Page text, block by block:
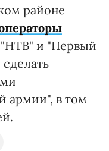
районе
"НТВ" и "Первый
армии", в том